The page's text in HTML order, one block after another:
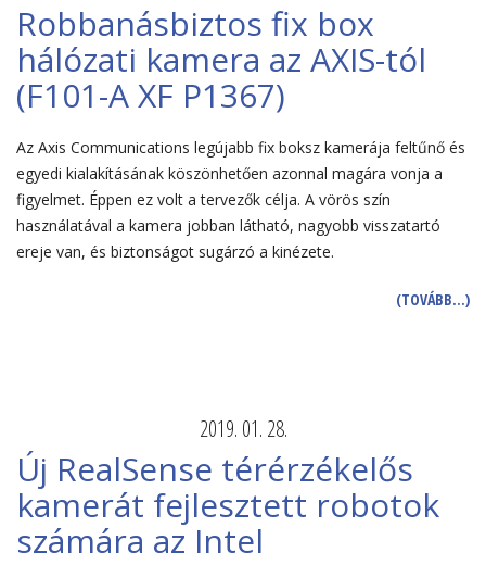
Robbanásbiztos fix box
hálózati kamera az AXIS-tól
(F101-A XF P1367)
Az Axis Communications legújabb fix boksz kamerája feltűnő és
egyedi kialakításának köszönhetően azonnal magára vonja a
figyelmet. Éppen ez volt a tervezők célja. A vörös szín
használatával a kamera jobban látható, nagyobb visszatartó
ereje van, és biztonságot sugárzó a kinézete.
(TOVÁBB…)
2019. 01. 28.
Új RealSense térérzékelős
kamerát fejlesztett robotok
számára az Intel